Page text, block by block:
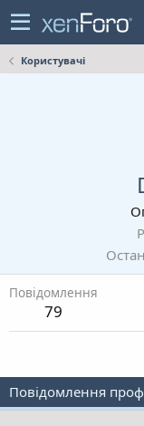
Користувачі
Повідомлення
79
Повідомлення